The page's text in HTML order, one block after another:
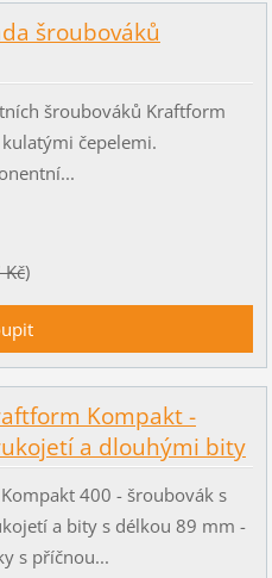
šroubováků
šroubováků Kraftform
čepelemi.
)
Kompakt -
a dlouhými bity
400 - šroubovák s
a bity s délkou 89 mm -
s příčnou...